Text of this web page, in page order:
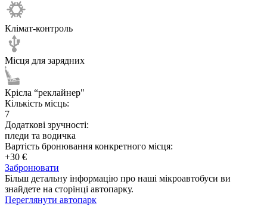
Клімат-контроль
Місця для зарядних
Крісла “реклайнер"
Кількість місць:
7
Додаткові зручності:
пледи та водичка
Вартість бронювання конкретного місця:
+30 €
Забронювати
Більш детальну інформацію про наші мікроавтобуси ви
знайдете на сторінці автопарку.
Переглянути автопарк